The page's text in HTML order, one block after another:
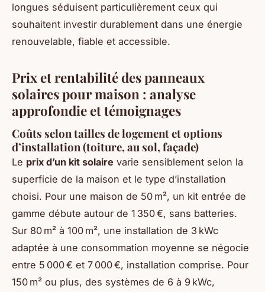
longues séduisent particulièrement ceux qui
souhaitent investir durablement dans une énergie
renouvelable, fiable et accessible.
Prix et rentabilité des panneaux
solaires pour maison : analyse
approfondie et témoignages
Coûts selon tailles de logement et options
d’installation (toiture, au sol, façade)
Le prix d’un kit solaire varie sensiblement selon la
superficie de la maison et le type d’installation
choisi. Pour une maison de 50 m², un kit entrée de
gamme débute autour de 1 350 €, sans batteries.
Sur 80 m² à 100 m², une installation de 3 kWc
adaptée à une consommation moyenne se négocie
entre 5 000 € et 7 000 €, installation comprise. Pour
150 m² ou plus, des systèmes de 6 à 9 kWc,